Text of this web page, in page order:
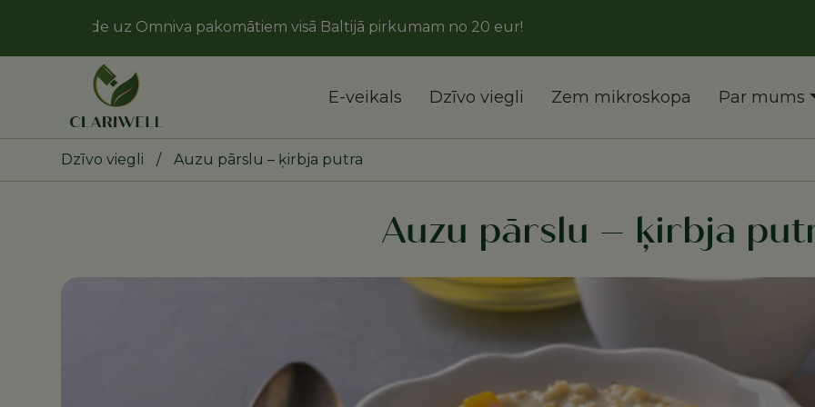
piegāde uz Omniva pakomātiem visā Baltijā pirkumam no 20 eur!
E-veikals Dzīvo viegli Zem mikroskopa Par mums
Dzīvo viegli / Auzu pārslu – ķirbja putra
Auzu pārslu – ķirbja